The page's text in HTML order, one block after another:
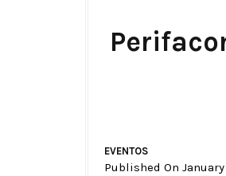
EVENTOS
Published On January